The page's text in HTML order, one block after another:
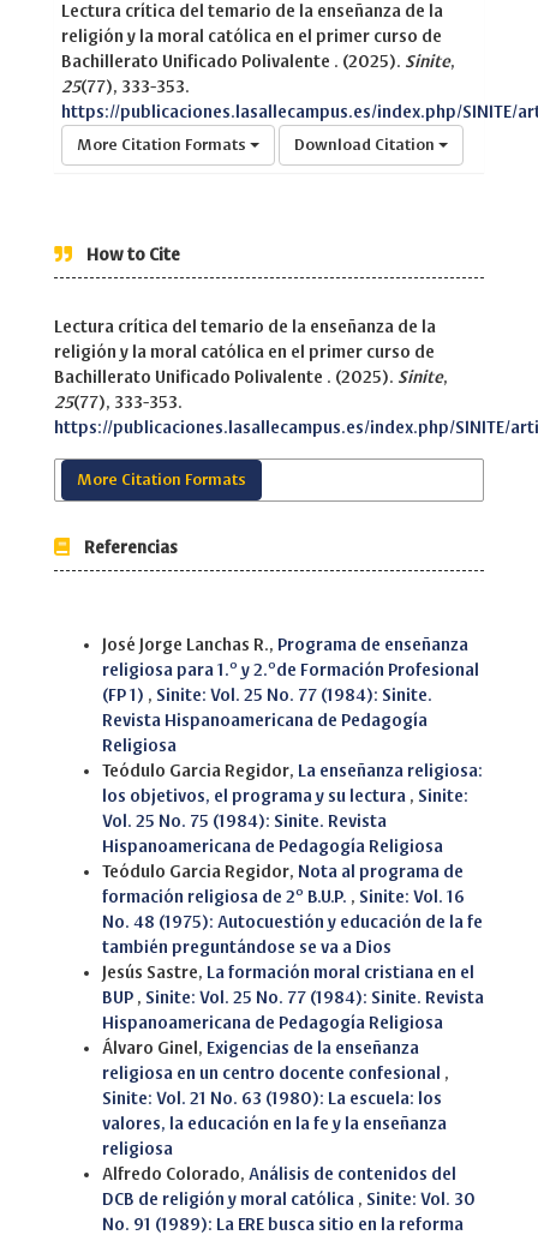
Lectura crítica del temario de la enseñanza de la
religión y la moral católica en el primer curso de
Bachillerato Unificado Polivalente . (2025). Sinite,
25(77), 333-353.
https://publicaciones.lasallecampus.es/index.php/SINITE/
More Citation Formats Download Citation
How to Cite
Lectura crítica del temario de la enseñanza de la
religión y la moral católica en el primer curso de
Bachillerato Unificado Polivalente . (2025). Sinite,
25(77), 333-353.
https://publicaciones.lasallecampus.es/index.php/SINITE/
More Citation Formats
Referencias
José Jorge Lanchas R., Programa de enseñanza
religiosa para 1.º y 2.ºde Formación Profesional
(FP 1) , Sinite: Vol. 25 No. 77 (1984): Sinite.
Revista Hispanoamericana de Pedagogía
Religiosa
Teódulo Garcia Regidor, La enseñanza religiosa:
los objetivos, el programa y su lectura , Sinite:
Vol. 25 No. 75 (1984): Sinite. Revista
Hispanoamericana de Pedagogía Religiosa
Teódulo Garcia Regidor, Nota al programa de
formación religiosa de 2º B.U.P. , Sinite: Vol. 16
No. 48 (1975): Autocuestión y educación de la fe
también preguntándose se va a Dios
Jesús Sastre, La formación moral cristiana en el
BUP , Sinite: Vol. 25 No. 77 (1984): Sinite. Revista
Hispanoamericana de Pedagogía Religiosa
Álvaro Ginel, Exigencias de la enseñanza
religiosa en un centro docente confesional ,
Sinite: Vol. 21 No. 63 (1980): La escuela: los
valores, la educación en la fe y la enseñanza
religiosa
Alfredo Colorado, Análisis de contenidos del
DCB de religión y moral católica , Sinite: Vol. 30
No. 91 (1989): La ERE busca sitio en la reforma